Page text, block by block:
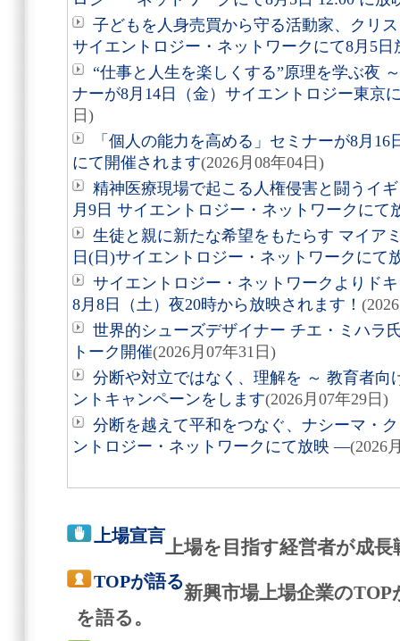
子どもを人身売買から守る活動家、クリ
サイエントロジー・ネットワークにて8月5
“仕事と人生を楽しくする”原理を学ぶ夜
ナーが8月14日（金）サイエントロジー東京
日)
「個人の能力を高める」セミナーが8月
にて開催されます(2026月08年04日)
精神医療現場で起こる人権侵害と闘うイ
月9日 サイエントロジー・ネットワークにて
生徒と親に新たな希望をもたらす マイア
日(日)サイエントロジー・ネットワークにて
サイエントロジー・ネットワークよりド
8月8日（土）夜20時から放映されます！
世界的シューズデザイナー チエ・ミハラ
トーク開催(2026月07年31日)
分断や対立ではなく、理解を ～ 教育者向
ントキャンペーンをします(2026月07年29日)
分断を越えて平和をつなぐ、ナシーマ・
ントロジー・ネットワークにて放映 ―(2026
上場宣言
上場を目指す経営者が成
TOPが語る
新興市場上場企業の
を語る。